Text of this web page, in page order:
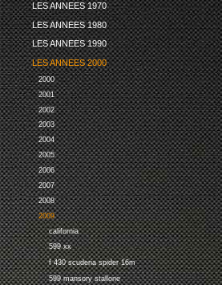
LES ANNEES 1970
LES ANNEES 1980
LES ANNEES 1990
LES ANNEES 2000
2000
2001
2002
2003
2004
2005
2006
2007
2008
2009
california
599 xx
f 430 scuderia spider 16m
599 mansory stallone